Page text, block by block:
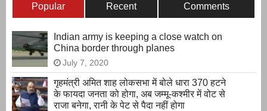
Popular Recent Comments
Indian army is keeping a close watch on
China border through planes
July 7, 2020
गृहमंत्री अमित शाह लोकसभा में बोले धारा 370 हटने
के फायदा जनता को होगा, अब जम्मू-कश्मीर में वोट से
राजा बनेगा, रानी के पेट से पैदा नहीं होगा